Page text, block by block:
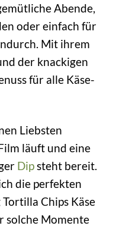
Abende,
oder einfach für
Mit ihrem
der knackigen
für alle Käse-
Liebsten
läuft und eine
Dipsteht bereit.
die perfekten
Chips Käse
solche Momente